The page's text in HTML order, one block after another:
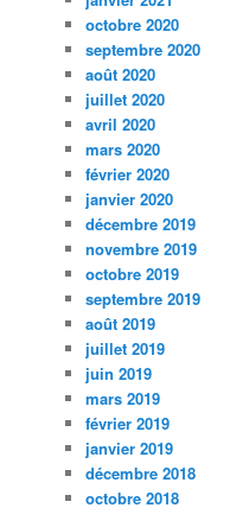
octobre 2020
septembre 2020
août 2020
juillet 2020
avril 2020
mars 2020
février 2020
janvier 2020
décembre 2019
novembre 2019
octobre 2019
septembre 2019
août 2019
juillet 2019
juin 2019
mars 2019
février 2019
janvier 2019
décembre 2018
octobre 2018